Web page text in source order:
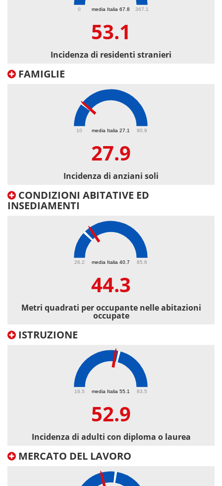
media Italia 67.8
0 367.1
53.1
Incidenza di residenti stranieri
FAMIGLIE
media Italia 27.1
10 90.9
27.9
Incidenza di anziani soli
CONDIZIONI ABITATIVE ED
INSEDIAMENTI
media Italia 40.7
26.2 85.6
44.3
Metri quadrati per occupante nelle abitazioni
occupate
ISTRUZIONE
media Italia 55.1
16.5 83.5
52.9
Incidenza di adulti con diploma o laurea
MERCATO DEL LAVORO